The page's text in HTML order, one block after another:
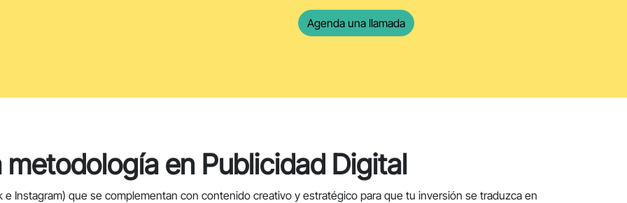
Agenda una llamada
metodología en Publicidad Digital
Instagram) que se complementan con contenido creativo y estratégico para que tu inversión se traduzca en